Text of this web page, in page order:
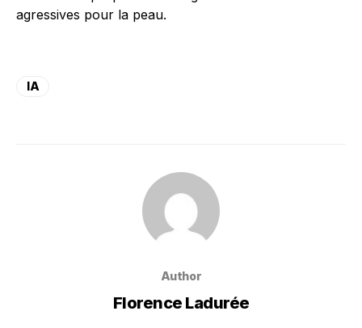
agressives pour la peau.
IA
Author
Florence Ladurée